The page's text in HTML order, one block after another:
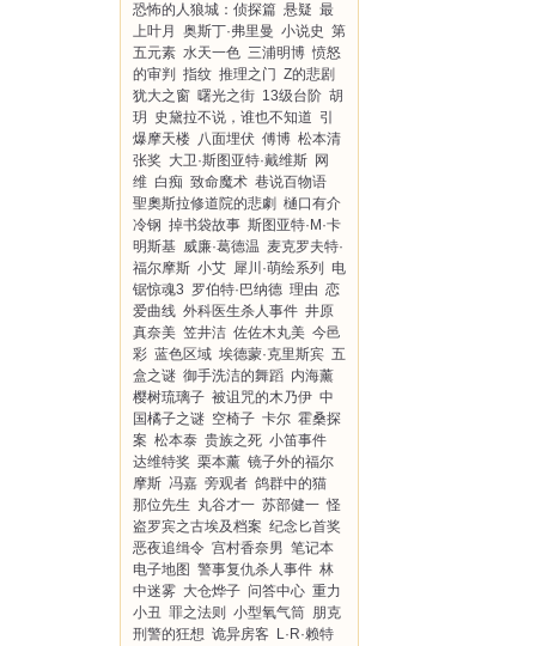
恐怖的人狼城：侦探篇 悬疑 最
上叶月
奥斯丁·弗里曼 小说史 第
五元素 水天一色 三浦明博 愤怒
的审判
指纹 推理之门 Z的悲剧
犹大之窗 曙光之街 13级台阶 胡
玥
史黛拉不说，谁也不知道 引
爆摩天楼 八面埋伏 傅博 松本清
张奖 大卫·斯图亚特·戴维斯 网
维 白痴 致命魔术 巷说百物语
聖奧斯拉修道院的悲劇 樋口有介
冷钢 掉书袋故事 斯图亚特·M·卡
明斯基 威廉·葛德温 麦克罗夫特·
福尔摩斯 小艾 犀川·萌绘系列
电
锯惊魂3 罗伯特·巴纳德 理由 恋
爱曲线 外科医生杀人事件 井原
真奈美 笠井洁 佐佐木丸美 今邑
彩 蓝色区域 埃德蒙·克里斯宾 五
盒之谜 御手洗洁的舞蹈 内海薰
樱树琉璃子 被诅咒的木乃伊 中
国橘子之谜 空椅子 卡尔 霍桑探
案 松本泰 贵族之死 小笛事件
达维特奖 栗本薰 镜子外的福尔
摩斯 冯嘉 旁观者 鸽群中的猫
那位先生 丸谷才一 苏部健一 怪
盗罗宾之古埃及档案 纪念匕首奖
恶夜追缉令 宫村香奈男 笔记本
电子地图 警事复仇杀人事件 林
中迷雾 大仓烨子 问答中心 重力
小丑 罪之法则 小型氧气筒 朋克
刑警的狂想 诡异房客 L·R·赖特